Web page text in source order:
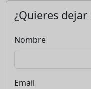
¿Quieres
Nombre
Email